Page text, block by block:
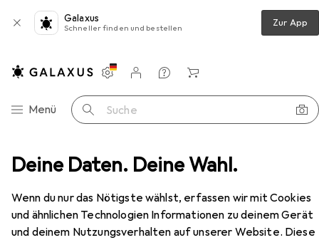
Deine Daten. Deine Wahl.
Wenn du nur das Nötigste wählst, erfassen wir mit Cookies
und ähnlichen Technologien Informationen zu deinem Gerät
und deinem Nutzungsverhalten auf unserer Website. Diese
Galaxus
Schneller finden und bestellen Zur App
Navigation nach Kategorien
Menü Suche
Einstellungen
Kundenkonto
Vergleichslisten
Merklisten
Warenkorb
18 V 130 Nm Brushless + 1x Akku 4,0 Ah + Ladegerät
MetaboBS 18 LTX BL I Akku
Bohrschrauber 18 V 130 Nm Brushless +
1x Akku 4,0 Ah + Ladegerät
Bohrschrauber